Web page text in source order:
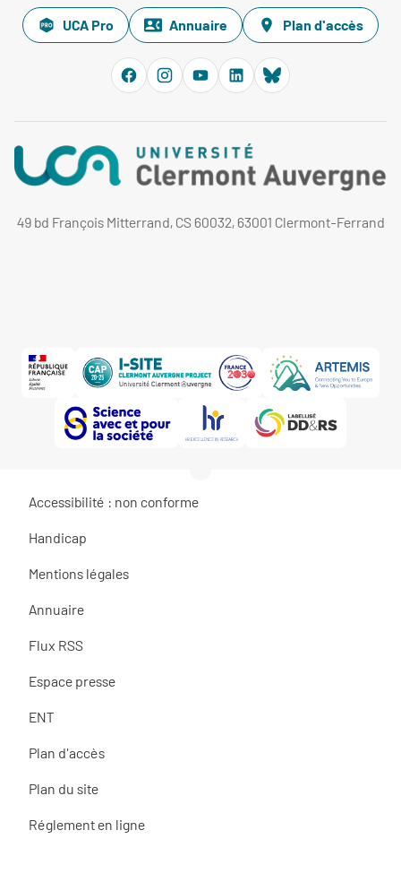
UCA Pro Annuaire Plan d'accès
49 bd François Mitterrand, CS 60032, 63001 Clermont-Ferrand
Accessibilité : non conforme
Handicap
Mentions légales
Annuaire
Flux RSS
Espace presse
ENT
Plan d'accès
Plan du site
Réglement en ligne